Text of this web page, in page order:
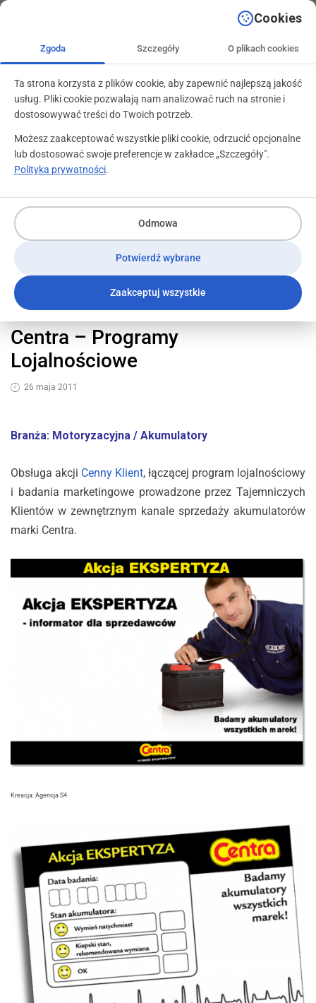
kontakt@programylojalnosciowe.pl
Centra – Programy
Lojalnościowe
26 maja 2011
Branża: Motoryzacyjna / Akumulatory
Obsługa akcji Cenny Klient, łączącej program lojalnościowy
i badania marketingowe prowadzone przez Tajemniczych
Klientów w zewnętrznym kanale sprzedaży akumulatorów
marki Centra.
Kreacja: Agencja S4
Cookies
Zgoda Szczegóły O plikach cookies
Ta strona korzysta z plików cookie, aby zapewnić najlepszą jakość
usług. Pliki cookie pozwalają nam analizować ruch na stronie i
dostosowywać treści do Twoich potrzeb.
Możesz zaakceptować wszystkie pliki cookie, odrzucić opcjonalne
lub dostosować swoje preferencje w zakładce „Szczegóły".
Polityka prywatności.
Odmowa
Potwierdź wybrane
Zaakceptuj wszystkie